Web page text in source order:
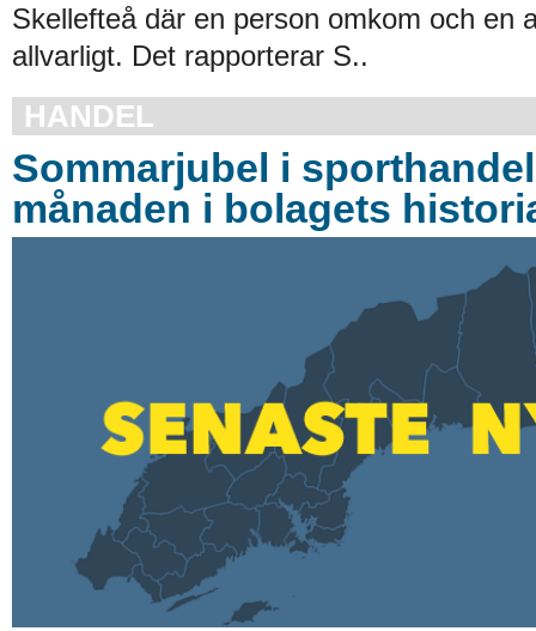
Skellefteå där en person omkom och en
allvarligt. Det rapporterar S..
HANDEL
Sommarjubel i
månaden i bolagets